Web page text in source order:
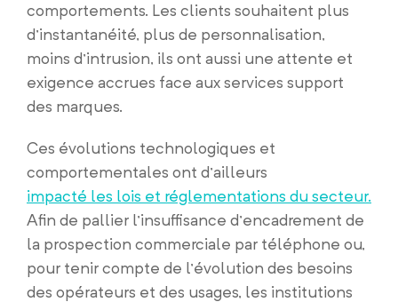
comportements. Les clients souhaitent plus
d’instantanéité, plus de personnalisation,
moins d’intrusion, ils ont aussi une attente et
exigence accrues face aux services support
des marques.
Ces évolutions technologiques et
comportementales ont d’ailleurs
impacté les lois et réglementations du secteur.
Afin de pallier l’insuffisance d’encadrement de
la prospection commerciale par téléphone ou,
pour tenir compte de l’évolution des besoins
des opérateurs et des usages, les institutions